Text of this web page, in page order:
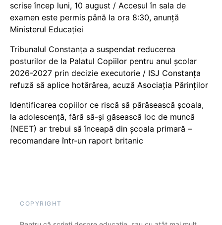
scrise încep luni, 10 august / Accesul în sala de
examen este permis până la ora 8:30, anunță
Ministerul Educației
Tribunalul Constanța a suspendat reducerea
posturilor de la Palatul Copiilor pentru anul școlar
2026-2027 prin decizie executorie / ISJ Constanța
refuză să aplice hotărârea, acuză Asociația Părinților
Identificarea copiilor ce riscă să părăsească școala,
la adolescență, fără să-și găsească loc de muncă
(NEET) ar trebui să înceapă din școala primară –
recomandare într-un raport britanic
COPYRIGHT